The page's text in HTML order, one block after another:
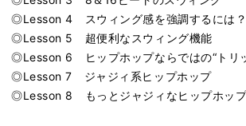
◎Lesson 4 スウィング感を強調するには？
◎Lesson 5 超便利なスウィング機能
◎Lesson 6 ヒップホップならではの“トリ
◎Lesson 7 ジャジィ系ヒップホップ
◎Lesson 8 もっとジャジィなヒップホップ